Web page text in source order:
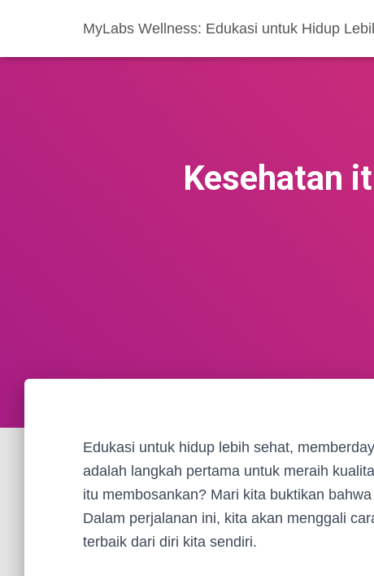
MyLabs Wellness: Edukasi untuk Hidup
Kesehatan
Edukasi untuk hidup lebih sehat,
adalah langkah pertama untuk meraih
itu membosankan? Mari kita buktikan
Dalam perjalanan ini, kita akan menggali
terbaik dari diri kita sendiri.